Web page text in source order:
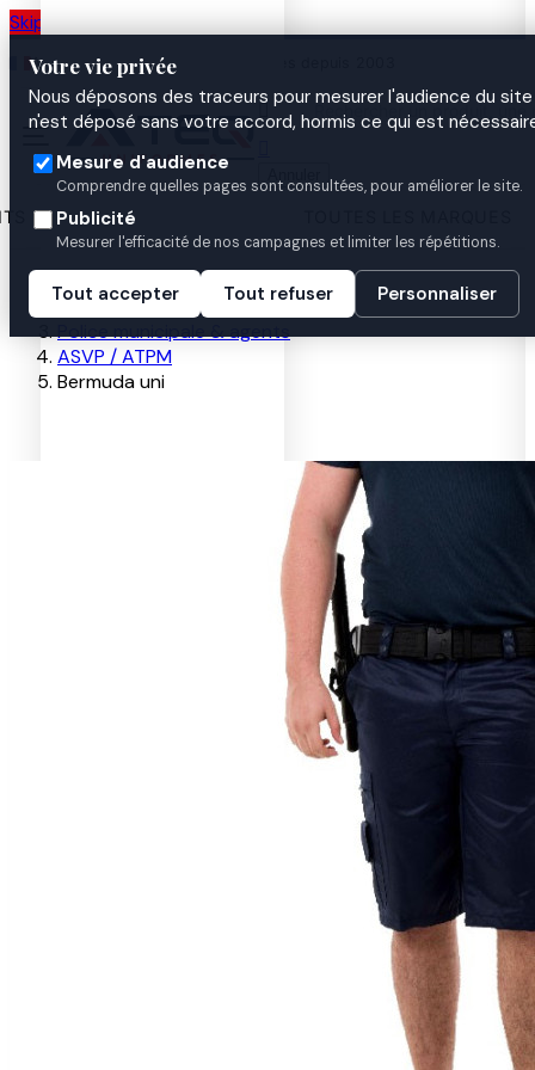
Skip to main content
Votre vie privée
Nous déposons des traceurs pour mesurer l'audience du
n'est déposé sans votre accord, hormis ce qui est
Mesure d'audience
Comprendre quelles pages sont consultées, pour améliorer le site.
Publicité
Mesurer l'efficacité de nos campagnes et limiter les répétitions.
Tout accepter Tout refuser Personnaliser
Atelier de personnalisation à Nantes depuis 2003

Accueil
Uniformes par métier
Police municipale & agents
ASVP / ATPM
Bermuda uni